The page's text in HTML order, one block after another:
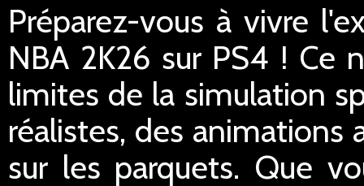
Préparez-vous à vivre
NBA 2K26 sur PS4 ! Ce
limites de la simulation
réalistes, des
sur les parquets. Que